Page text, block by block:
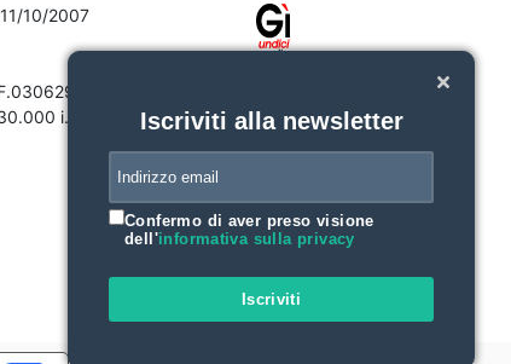
10/2007
i.v.
Iscriviti alla newsletter
Confermo di aver preso visione
dell'informativa sulla privacy
Iscriviti